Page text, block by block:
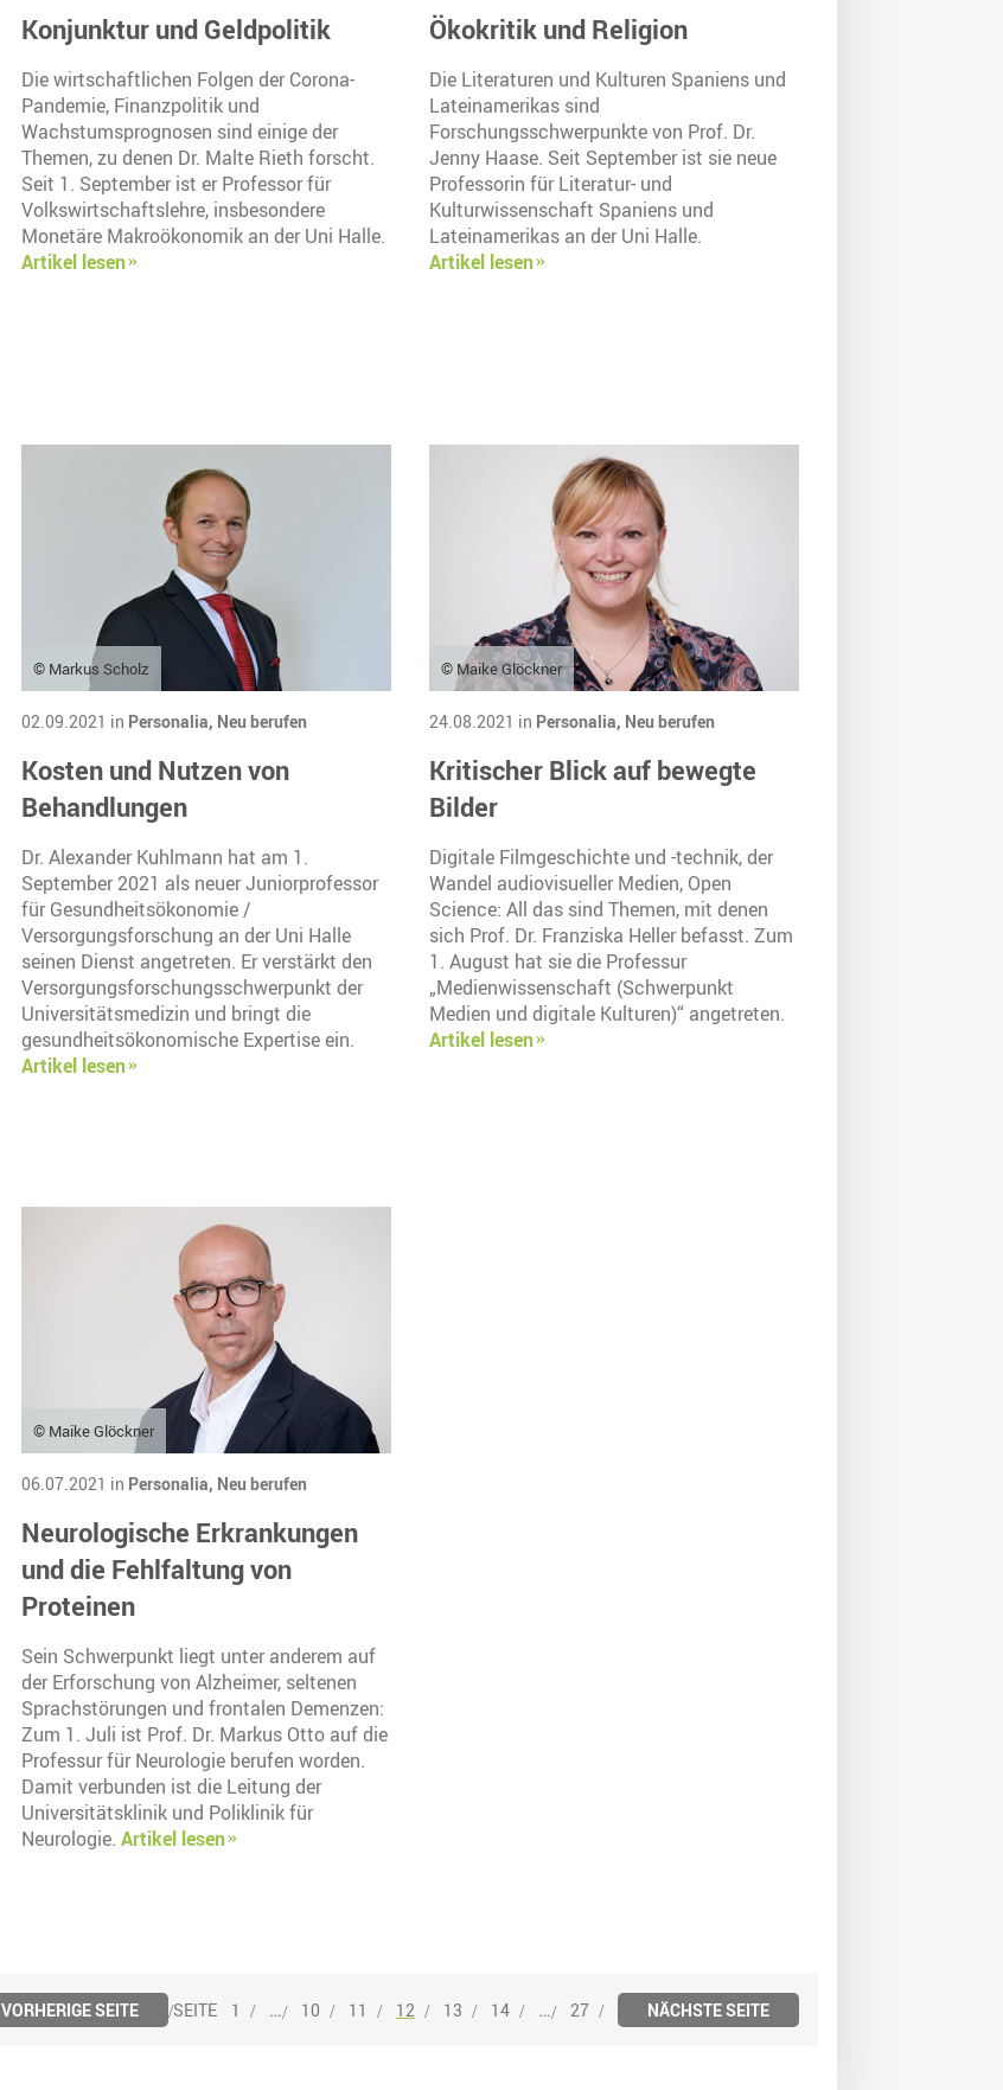
Konjunktur und Geldpolitik
Die wirtschaftlichen Folgen der Corona-
Pandemie, Finanzpolitik und
Wachstumsprognosen sind einige der
Themen, zu denen Dr. Malte Rieth forscht.
Seit 1. September ist er Professor für
Volkswirtschaftslehre, insbesondere
Monetäre Makroökonomik an der Uni Halle.
Artikel lesen
Ökokritik und Religion
Die Literaturen und Kulturen Spaniens und
Lateinamerikas sind
Forschungsschwerpunkte von Prof. Dr.
Jenny Haase. Seit September ist sie neue
Professorin für Literatur- und
Kulturwissenschaft Spaniens und
Lateinamerikas an der Uni Halle.
Artikel lesen
© Markus Scholz
02.09.2021 in Personalia, Neu berufen
Kosten und Nutzen von
Behandlungen
Dr. Alexander Kuhlmann hat am 1.
September 2021 als neuer Juniorprofessor
für Gesundheitsökonomie /
Versorgungsforschung an der Uni Halle
seinen Dienst angetreten. Er verstärkt den
Versorgungsforschungsschwerpunkt der
Universitätsmedizin und bringt die
gesundheitsökonomische Expertise ein.
Artikel lesen
© Maike Glöckner
24.08.2021 in Personalia, Neu berufen
Kritischer Blick auf bewegte
Bilder
Digitale Filmgeschichte und -technik, der
Wandel audiovisueller Medien, Open
Science: All das sind Themen, mit denen
sich Prof. Dr. Franziska Heller befasst. Zum
1. August hat sie die Professur
„Medienwissenschaft (Schwerpunkt
Medien und digitale Kulturen)“ angetreten.
Artikel lesen
© Maike Glöckner
06.07.2021 in Personalia, Neu berufen
Neurologische Erkrankungen
und die Fehlfaltung von
Proteinen
Sein Schwerpunkt liegt unter anderem auf
der Erforschung von Alzheimer, seltenen
Sprachstörungen und frontalen Demenzen:
Zum 1. Juli ist Prof. Dr. Markus Otto auf die
Professur für Neurologie berufen worden.
Damit verbunden ist die Leitung der
Universitätsklinik und Poliklinik für
Neurologie. Artikel lesen
VORHERIGE SEITE 1 … 10 11 12 13 14 … 27 NÄCHSTE SEITE